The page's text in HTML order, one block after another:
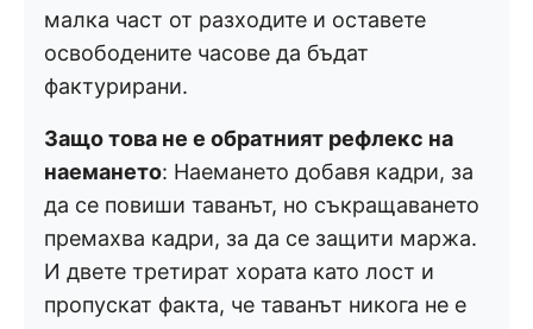
малка част от разходите и оставете
освободените часове да бъдат
фактурирани.
Защо това не е обратният рефлекс на
наемането: Наемането добавя кадри, за
да се повиши таванът, но съкращаването
премахва кадри, за да се защити маржа.
И двете третират хората като лост и
пропускат факта, че таванът никога не е